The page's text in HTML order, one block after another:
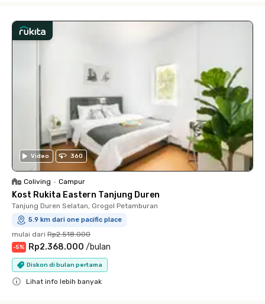
Video 360
Coliving • Campur
Kost Rukita Eastern Tanjung Duren
Tanjung Duren Selatan, Grogol Petamburan
5.9 km dari one pacific place
mulai dari Rp2.518.000
-5% Rp2.368.000 /bulan
Diskon di bulan pertama
Lihat info lebih banyak